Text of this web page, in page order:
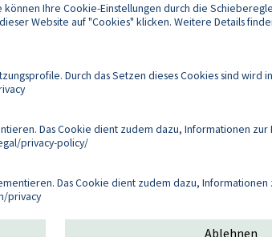
können Ihre Cookie-Einstellungen durch die
Website auf "Cookies" klicken. Weitere Details
Durch das Setzen dieses Cookies sind
Das Cookie dient zudem dazu, Informationen
privacy-policy/
Das Cookie dient zudem dazu,
privacy
Ablehnen